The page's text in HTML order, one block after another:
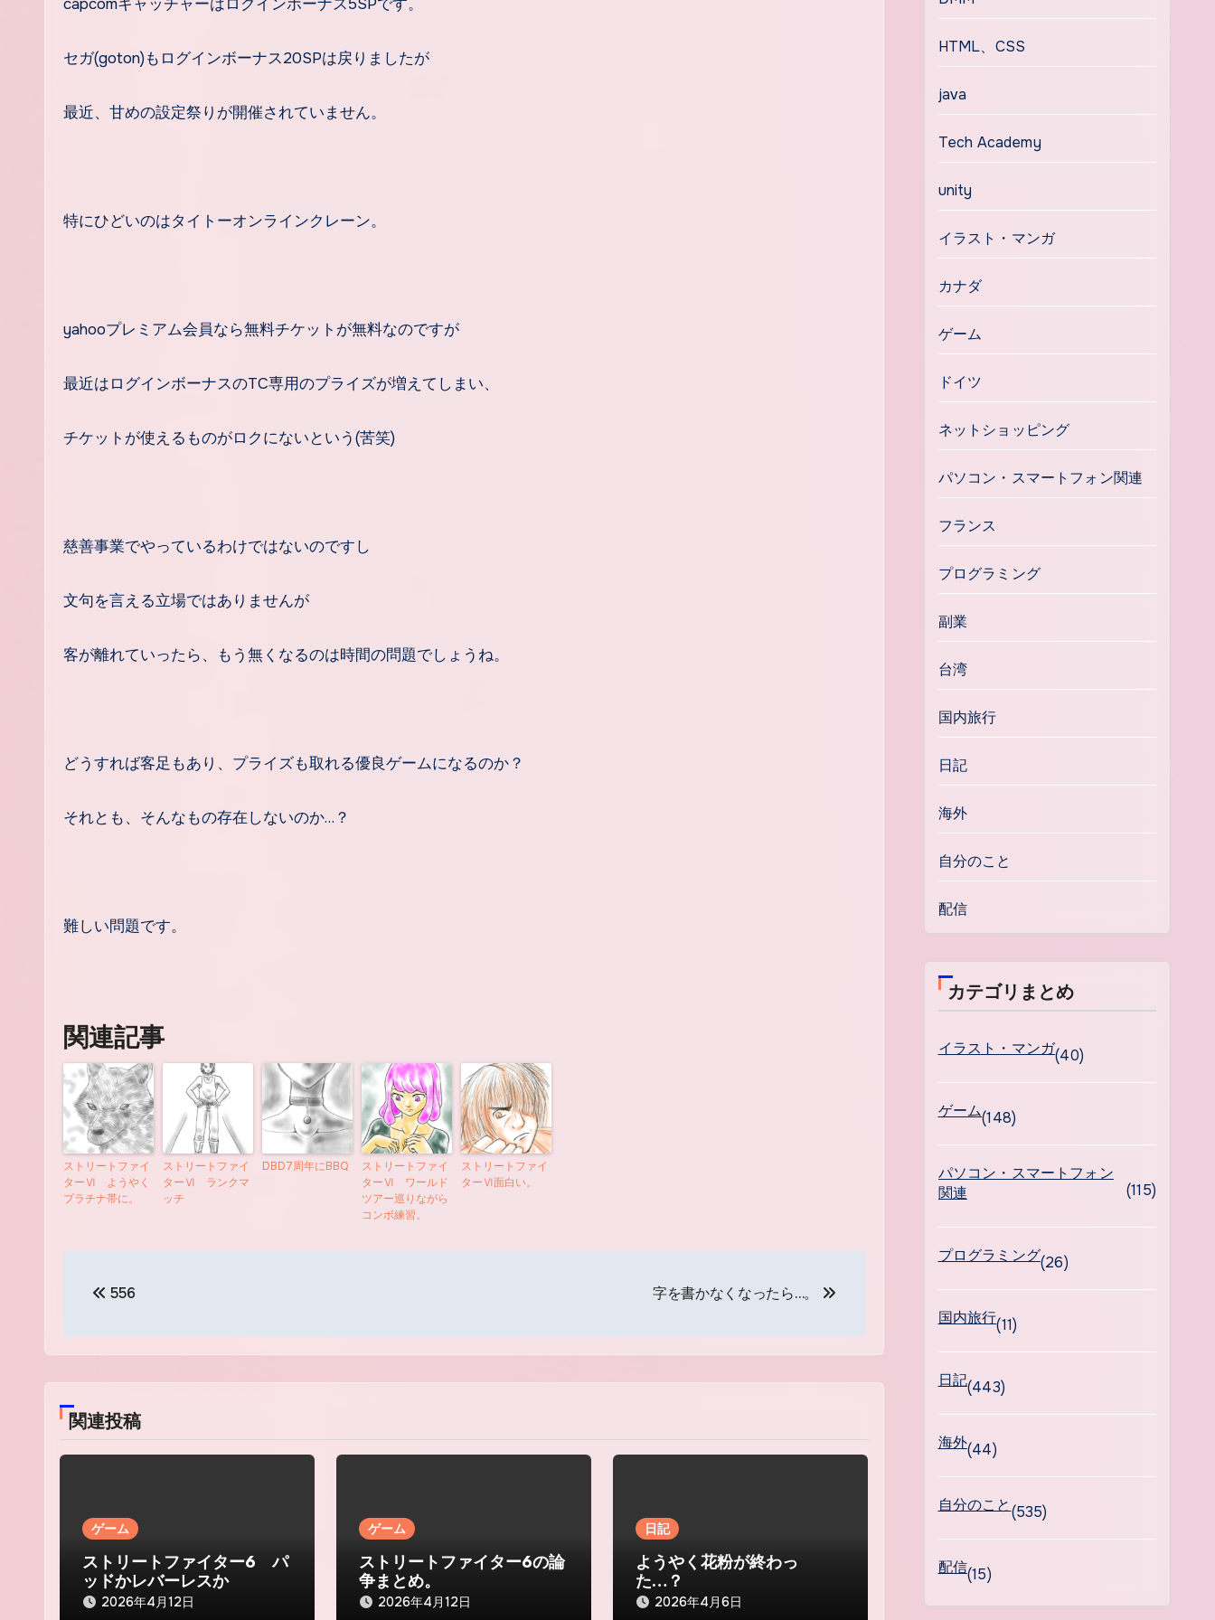
capcomキャッチャーはログインボーナス5SPです。
セガ(goton)もログインボーナス20SPは戻りましたが
最近、甘めの設定祭りが開催されていません。
特にひどいのはタイトーオンラインクレーン。
yahooプレミアム会員なら無料チケットが無料なのですが
最近はログインボーナスのTC専用のプライズが増えてしまい、
チケットが使えるものがロクにないという(苦笑)
慈善事業でやっているわけではないのですし
文句を言える立場ではありませんが
客が離れていったら、もう無くなるのは時間の問題でしょうね。
どうすれば客足もあり、プライズも取れる優良ゲームになるのか？
それとも、そんなもの存在しないのか…？
難しい問題です。
関連記事
ストリートファイ
ターⅥ ようやく
プラチナ帯に。
ストリートファイ
ターⅥ ランクマ
ッチ
DBD7周年にBBQ
ストリートファイ
ターⅥ ワールド
ツアー巡りながら
コンボ練習。
ストリートファイ
ターⅥ面白い。
ビ
ゲ
ー
ョ
ン
556 字を書かなくなったら…。
関連投稿
ゲーム
ストリートファイター6 パ
ッドかレバーレスか
2026年4月12日
ゲーム
ストリートファイター6の論
争まとめ。
2026年4月12日
日記
ようやく花粉が終わっ
た…？
2026年4月6日
HTML、CSS
java
Tech Academy
unity
イラスト・マンガ
カナダ
ゲーム
ドイツ
ネットショッピング
パソコン・スマートフォン関連
フランス
プログラミング
副業
台湾
国内旅行
日記
海外
自分のこと
配信
カテゴリまとめ
イラスト・マンガ(40)
ゲーム(148)
パソコン・スマートフォン
関連
(115)
プログラミング(26)
国内旅行(11)
日記(443)
海外(44)
自分のこと(535)
配信(15)